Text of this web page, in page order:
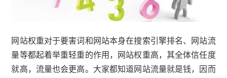
网站权重对于要害词和网站本身在搜索引擎排名、网站流
量等都起着举重轻重的作用，网站权重高，其全体信任度
就高，流量也会更高。大家都知道网站流量就是钱，因而